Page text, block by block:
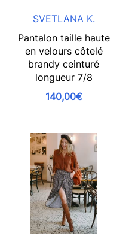
SVETLANA K.
Pantalon taille haute
en velours côtelé
brandy ceinturé
longueur 7/8
140,00€